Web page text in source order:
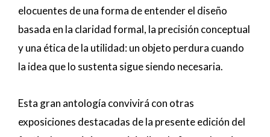
elocuentes de una forma de entender el diseño
basada en la claridad formal, la precisión conceptual
y una ética de la utilidad: un objeto perdura cuando
la idea que lo sustenta sigue siendo necesaria.
Esta gran antología convivirá con otras
exposiciones destacadas de la presente edición del